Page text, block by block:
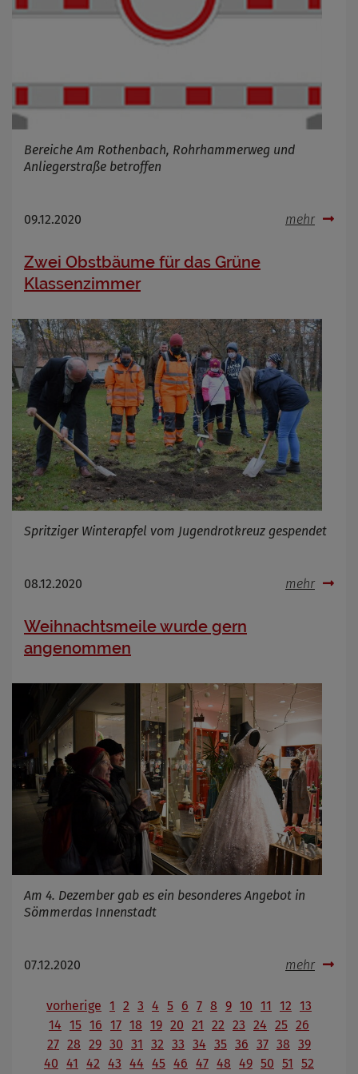
Bereiche Am Rothenbach, Rohrhammerweg und
Anliegerstraße betroffen
09.12.2020 mehr
Zwei Obstbäume für das Grüne
Klassenzimmer
Spritziger Winterapfel vom Jugendrotkreuz gespendet
08.12.2020 mehr
Weihnachtsmeile wurde gern
angenommen
Am 4. Dezember gab es ein besonderes Angebot in
Sömmerdas Innenstadt
07.12.2020 mehr
vorherige 1 2 3 4 5 6 7 8 9 10 11 12 13
14 15 16 17 18 19 20 21 22 23 24 25 26
27 28 29 30 31 32 33 34 35 36 37 38 39
40 41 42 43 44 45 46 47 48 49 50 51
52